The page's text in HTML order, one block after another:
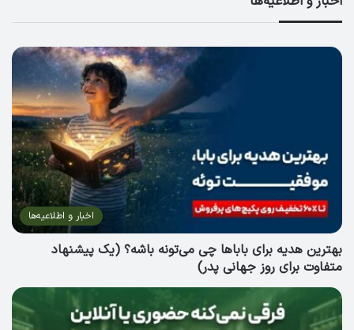
اخبار و اطلاعیه‌ها
بهترین هدیه برای باباها چی می‌تونه باشه؟ (یک پیشنهاد
متفاوت برای روز جهانی پدر)